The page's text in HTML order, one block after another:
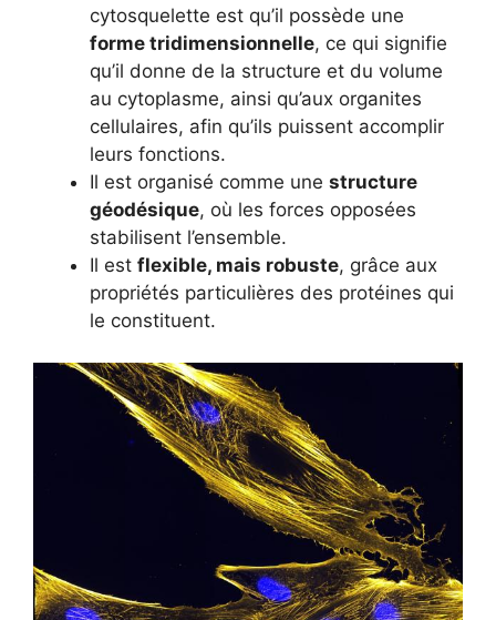
cytosquelette est qu’il possède une
forme tridimensionnelle, ce qui signifie
qu’il donne de la structure et du volume
au cytoplasme, ainsi qu’aux organites
cellulaires, afin qu’ils puissent accomplir
leurs fonctions.
Il est organisé comme une structure
géodésique, où les forces opposées
stabilisent l’ensemble.
Il est flexible, mais robuste, grâce aux
propriétés particulières des protéines qui
le constituent.